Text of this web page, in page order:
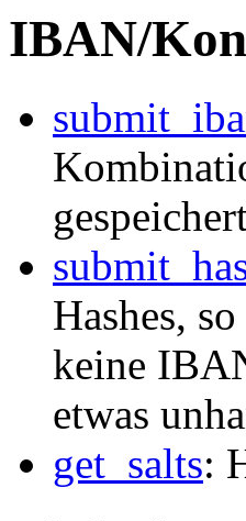
IBAN/
Hashes,
keine
etwas
get_salts: